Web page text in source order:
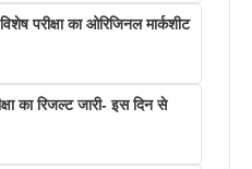
परीक्षा का ओरिजिनल मार्कशीट
का रिजल्ट जारी- इस दिन से